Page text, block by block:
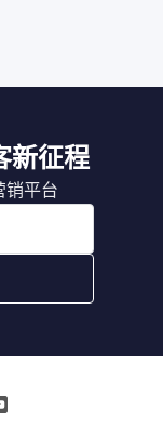
新征程
销平台